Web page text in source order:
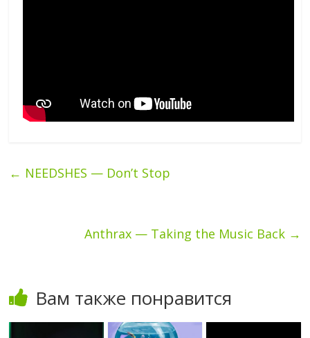
← NEEDSHES — Don’t Stop
Anthrax — Taking the Music Back →
Вам также понравится